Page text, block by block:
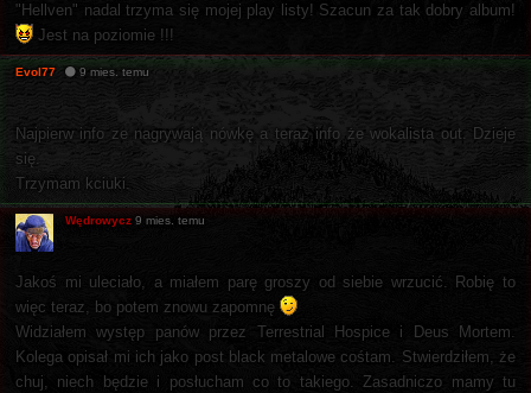
"Hellven" nadal trzyma się mojej play listy! Szacun za tak dobry album!
Jest na poziomie !!!
Evol77 9 mies. temu
Najpierw info ze nagrywają nówkę a teraz info że wokalista out. Dzieje
się.
Trzymam kciuki.
Wędrowycz 9 mies. temu
Jakoś mi uleciało, a miałem parę groszy od siebie wrzucić. Robię to
więc teraz, bo potem znowu zapomnę
Widziałem występ panów przez Terrestrial Hospice i Deus Mortem.
Kolega opisał mi ich jako post black metalowe cośtam. Stwierdziłem, że
chuj, niech będzie i posłucham co to takiego. Zasadniczo mamy tu